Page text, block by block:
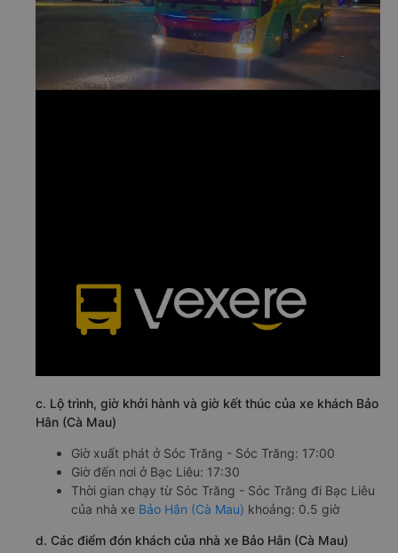
c. Lộ trình, giờ khởi hành và giờ kết thúc của xe khách Bảo
Hân (Cà Mau)
Giờ xuất phát ở Sóc Trăng - Sóc Trăng: 17:00
Giờ đến nơi ở Bạc Liêu: 17:30
Thời gian chạy từ Sóc Trăng - Sóc Trăng đi Bạc Liêu
của nhà xe Bảo Hân (Cà Mau) khoảng: 0.5 giờ
d. Các điểm đón khách của nhà xe Bảo Hân (Cà Mau)